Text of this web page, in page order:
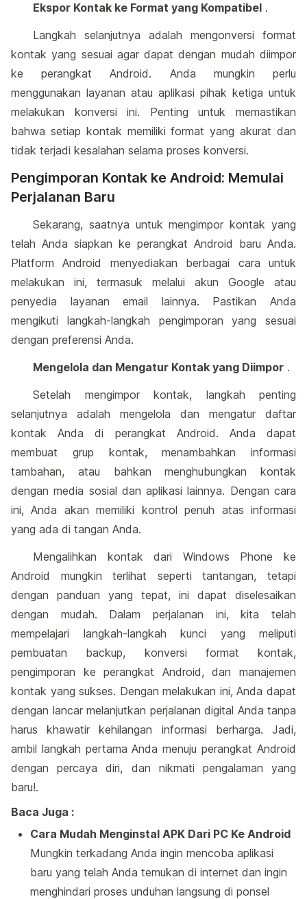
Ekspor Kontak ke Format yang Kompatibel .
Langkah selanjutnya adalah mengonversi format
kontak yang sesuai agar dapat dengan mudah diimpor
ke perangkat Android. Anda mungkin perlu
menggunakan layanan atau aplikasi pihak ketiga untuk
melakukan konversi ini. Penting untuk memastikan
bahwa setiap kontak memiliki format yang akurat dan
tidak terjadi kesalahan selama proses konversi.
Pengimporan Kontak ke Android: Memulai
Perjalanan Baru
Sekarang, saatnya untuk mengimpor kontak yang
telah Anda siapkan ke perangkat Android baru Anda.
Platform Android menyediakan berbagai cara untuk
melakukan ini, termasuk melalui akun Google atau
penyedia layanan email lainnya. Pastikan Anda
mengikuti langkah-langkah pengimporan yang sesuai
dengan preferensi Anda.
Mengelola dan Mengatur Kontak yang Diimpor .
Setelah mengimpor kontak, langkah penting
selanjutnya adalah mengelola dan mengatur daftar
kontak Anda di perangkat Android. Anda dapat
membuat grup kontak, menambahkan informasi
tambahan, atau bahkan menghubungkan kontak
dengan media sosial dan aplikasi lainnya. Dengan cara
ini, Anda akan memiliki kontrol penuh atas informasi
yang ada di tangan Anda.
Mengalihkan kontak dari Windows Phone ke
Android mungkin terlihat seperti tantangan, tetapi
dengan panduan yang tepat, ini dapat diselesaikan
dengan mudah. Dalam perjalanan ini, kita telah
mempelajari langkah-langkah kunci yang meliputi
pembuatan backup, konversi format kontak,
pengimporan ke perangkat Android, dan manajemen
kontak yang sukses. Dengan melakukan ini, Anda dapat
dengan lancar melanjutkan perjalanan digital Anda tanpa
harus khawatir kehilangan informasi berharga. Jadi,
ambil langkah pertama Anda menuju perangkat Android
dengan percaya diri, dan nikmati pengalaman yang
baru!.
Baca Juga :
Cara Mudah Menginstal APK Dari PC Ke Android
Mungkin terkadang Anda ingin mencoba aplikasi
baru yang telah Anda temukan di internet dan ingin
menghindari proses unduhan langsung di ponsel